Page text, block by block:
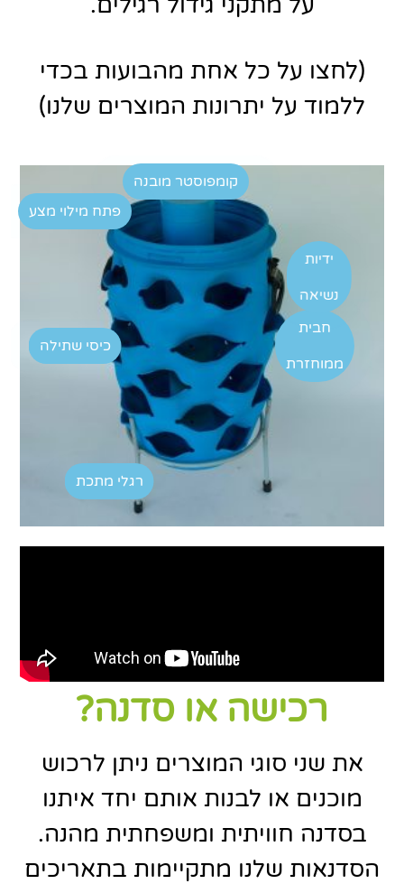
(לחצו על כל אחת מהבועות בכדי
ללמוד על יתרונות המוצרים שלנו)
קומפוסטר מובנה
חבית
ממוחזרת
רגלי מתכת
ידיות
נשיאה
כיסי שתילה
פתח מילוי מצע
רכישה או סדנה?
את שני סוגי המוצרים ניתן לרכוש
מוכנים או לבנות אותם יחד איתנו
בסדנה חוויתית ומשפחתית מהנה.
הסדנאות שלנו מתקיימות בתאריכים